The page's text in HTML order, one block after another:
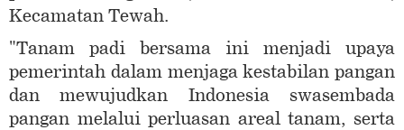
Kecamatan Tewah.
"Tanam padi bersama ini menjadi upaya
pemerintah dalam menjaga kestabilan pangan
dan mewujudkan Indonesia swasembada
pangan melalui perluasan areal tanam, serta